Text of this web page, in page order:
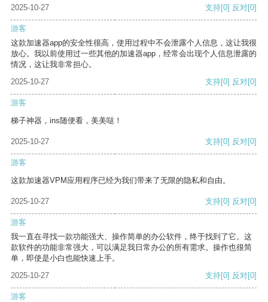
2025-10-27
支持[0] 反对[0]
游客
这款加速器app的安全性很高，使用过程中不会泄露个人信息，这让我很
放心。我以前使用过一些其他的加速器app，经常会出现个人信息泄露的
情况，这让我非常担心。
2025-10-27
支持[0] 反对[0]
游客
梯子神器，ins随便看，美美哒！
2025-10-27 支持[0] 反对[0]
游客
这款加速器VPM应用程序已经为我们带来了无限的隐私和自由。
2025-10-27 支持[0] 反对[0]
游客
我一直在寻找一款功能强大、操作简单的办公软件，终于找到了它。这
款软件的功能非常强大，可以满足我日常办公的所有需求。操作也很简
单，即使是小白也能快速上手。
2025-10-27
支持[0] 反对[0]
游客